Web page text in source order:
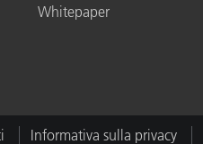
Whitepaper
Informativa sulla privacy